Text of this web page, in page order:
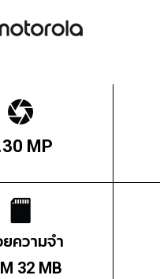
MP
ความจำ
32 MB